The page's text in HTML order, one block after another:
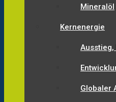
Mineralöl
Kernenergie
Ausstieg,
Globaler